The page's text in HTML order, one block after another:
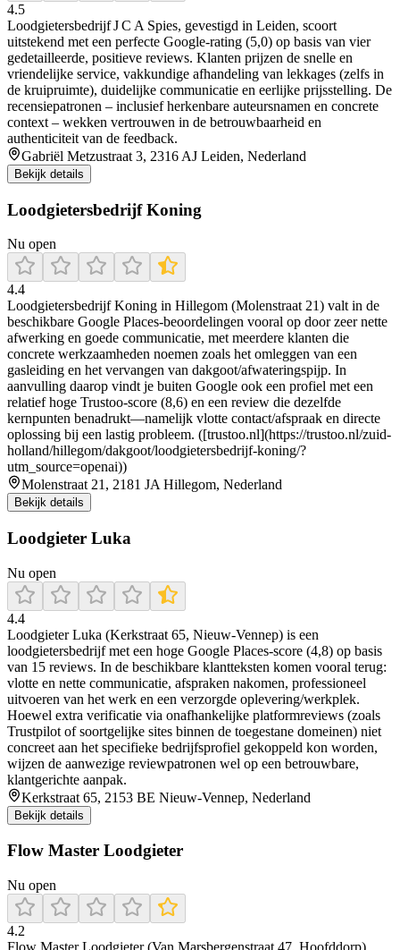
4.5
Loodgietersbedrijf J C A Spies, gevestigd in Leiden, scoort
uitstekend met een perfecte Google-rating (5,0) op basis van vier
gedetailleerde, positieve reviews. Klanten prijzen de snelle en
vriendelijke service, vakkundige afhandeling van lekkages (zelfs in
de kruipruimte), duidelijke communicatie en eerlijke prijsstelling. De
recensiepatronen – inclusief herkenbare auteursnamen en concrete
context – wekken vertrouwen in de betrouwbaarheid en
authenticiteit van de feedback.
Gabriël Metzustraat 3, 2316 AJ Leiden, Nederland
Bekijk details
Loodgietersbedrijf Koning
Nu open
4.4
Loodgietersbedrijf Koning in Hillegom (Molenstraat 21) valt in de
beschikbare Google Places-beoordelingen vooral op door zeer nette
afwerking en goede communicatie, met meerdere klanten die
concrete werkzaamheden noemen zoals het omleggen van een
gasleiding en het vervangen van dakgoot/afwateringspijp. In
aanvulling daarop vindt je buiten Google ook een profiel met een
relatief hoge Trustoo-score (8,6) en een review die dezelfde
kernpunten benadrukt—namelijk vlotte contact/afspraak en directe
oplossing bij een lastig probleem. ([trustoo.nl](https://trustoo.nl/zuid-
holland/hillegom/dakgoot/loodgietersbedrijf-koning/?
utm_source=openai))
Molenstraat 21, 2181 JA Hillegom, Nederland
Bekijk details
Loodgieter Luka
Nu open
4.4
Loodgieter Luka (Kerkstraat 65, Nieuw-Vennep) is een
loodgietersbedrijf met een hoge Google Places-score (4,8) op basis
van 15 reviews. In de beschikbare klantteksten komen vooral terug:
vlotte en nette communicatie, afspraken nakomen, professioneel
uitvoeren van het werk en een verzorgde oplevering/werkplek.
Hoewel extra verificatie via onafhankelijke platformreviews (zoals
Trustpilot of soortgelijke sites binnen de toegestane domeinen) niet
concreet aan het specifieke bedrijfsprofiel gekoppeld kon worden,
wijzen de aanwezige reviewpatronen wel op een betrouwbare,
klantgerichte aanpak.
Kerkstraat 65, 2153 BE Nieuw-Vennep, Nederland
Bekijk details
Flow Master Loodgieter
Nu open
4.2
Flow Master Loodgieter (Van Marsbergenstraat 47, Hoofddorp)